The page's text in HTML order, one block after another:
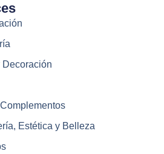
Decoración
Estética y Belleza